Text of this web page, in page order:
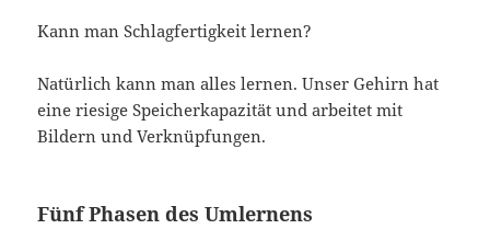
Kann man Schlagfertigkeit lernen?
Natürlich kann man alles lernen. Unser Gehirn hat
eine riesige Speicherkapazität und arbeitet mit
Bildern und Verknüpfungen.
Fünf Phasen des Umlernens